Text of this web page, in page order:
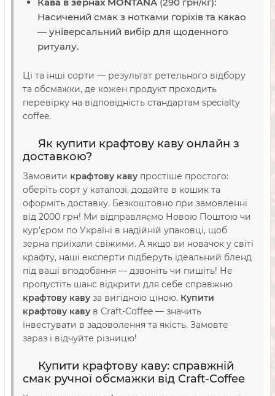
Насичений смак з нотками горіхів та какао
— універсальний вибір для щоденного
ритуалу.
Ці та інші сорти — результат ретельного відбору
та обсмажки, де кожен продукт проходить
перевірку на відповідність стандартам specialty
coffee.
Як купити крафтову каву онлайн з
доставкою?
Замовити крафтову каву простіше простого:
оберіть сорт у каталозі, додайте в кошик та
оформіть доставку. Безкоштовно при замовленні
від 2000 грн! Ми відправляємо Новою Поштою чи
кур'єром по Україні в надійній упаковці, щоб
зерна приїхали свіжими. А якщо ви новачок у світі
крафту, наші експерти підберуть ідеальний бленд
під ваші вподобання — дзвоніть чи пишіть! Не
пропустіть шанс відкрити для себе справжню
крафтову каву за вигідною ціною. Купити
крафтову каву в Craft-Coffee — значить
інвестувати в задоволення та якість. Замовте
зараз і відчуйте різницю!
Купити крафтову каву: справжній
смак ручної обсмажки від Craft-Coffee